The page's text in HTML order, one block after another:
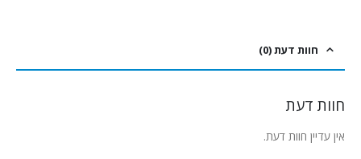
חוות דעת (0)
חוות דעת
אין עדיין חוות דעת.